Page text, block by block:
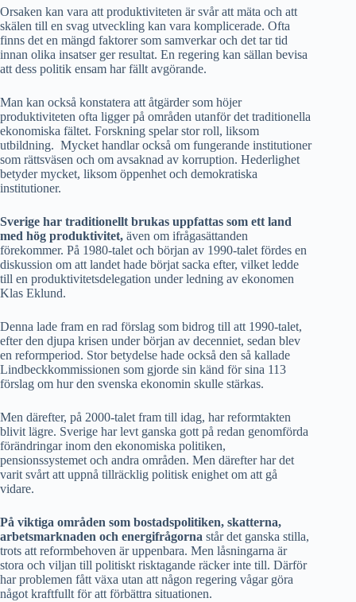
Orsaken kan vara att produktiviteten är svår att mäta och att
skälen till en svag utveckling kan vara komplicerade. Ofta
finns det en mängd faktorer som samverkar och det tar tid
innan olika insatser ger resultat. En regering kan sällan bevisa
att dess politik ensam har fällt avgörande.
Man kan också konstatera att åtgärder som höjer
produktiviteten ofta ligger på områden utanför det traditionella
ekonomiska fältet. Forskning spelar stor roll, liksom
utbildning. Mycket handlar också om fungerande institutioner
som rättsväsen och om avsaknad av korruption. Hederlighet
betyder mycket, liksom öppenhet och demokratiska
institutioner.
Sverige har traditionellt brukas uppfattas som ett land
med hög produktivitet, även om ifrågasättanden
förekommer. På 1980-talet och början av 1990-talet fördes en
diskussion om att landet hade börjat sacka efter, vilket ledde
till en produktivitetsdelegation under ledning av ekonomen
Klas Eklund.
Denna lade fram en rad förslag som bidrog till att 1990-talet,
efter den djupa krisen under början av decenniet, sedan blev
en reformperiod. Stor betydelse hade också den så kallade
Lindbeckkommissionen som gjorde sin känd för sina 113
förslag om hur den svenska ekonomin skulle stärkas.
Men därefter, på 2000-talet fram till idag, har reformtakten
blivit lägre. Sverige har levt ganska gott på redan genomförda
förändringar inom den ekonomiska politiken,
pensionssystemet och andra områden. Men därefter har det
varit svårt att uppnå tillräcklig politisk enighet om att gå
vidare.
På viktiga områden som bostadspolitiken, skatterna,
arbetsmarknaden och energifrågorna står det ganska stilla,
trots att reformbehoven är uppenbara. Men låsningarna är
stora och viljan till politiskt risktagande räcker inte till. Därför
har problemen fått växa utan att någon regering vågar göra
något kraftfullt för att förbättra situationen.